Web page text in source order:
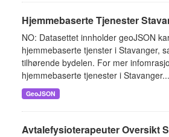
Hjemmebaserte Tjenester
NO: Datasettet innholder geoJSON
hjemmebaserte tjenster i Stavanger,
tilhørende bydelen. For mer
hjemmebaserte tjenester i Stavanger...
GeoJSON
Avtalefysioterapeuter Oversikt